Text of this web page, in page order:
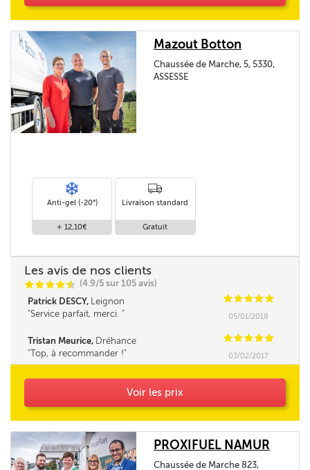
Mazout Botton
Chaussée de Marche, 5, 5330,
ASSESSE
Anti-gel (-20°)
+ 12,10€
Livraison standard
Gratuit
Les avis de nos clients
CCCCi
@ (4.9/5 sur 105 avis)
Patrick DESCY, Leignon CCCCC
Service parfait, merci.
05/01/2018
Tristan Meurice, Dréhance CCCCC
Top, à recommander !
03/02/2017
Voir les prix
PROXIFUEL NAMUR
Chaussée de Marche 823,